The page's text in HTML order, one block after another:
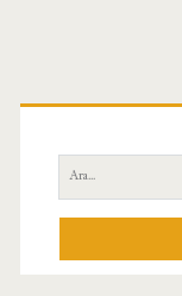
Birincil
Yan
Menü
Ara: